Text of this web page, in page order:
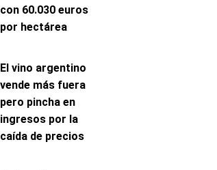
con 60.030 euros
por hectárea
El vino argentino
vende más fuera
pero pincha en
ingresos por la
caída de precios